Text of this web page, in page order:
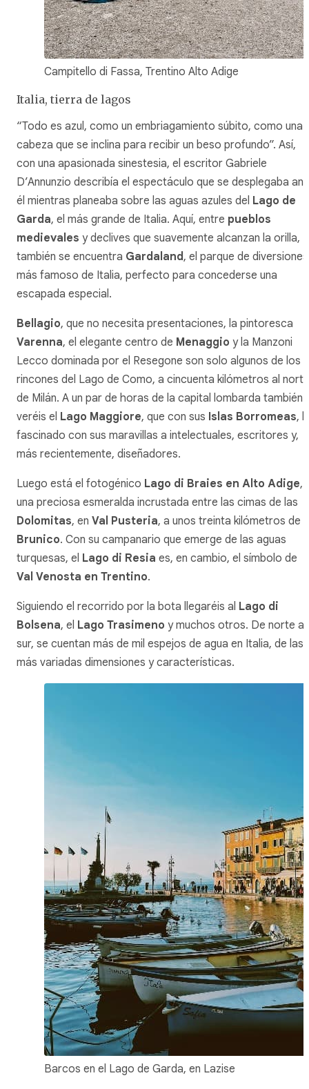
Campitello di Fassa, Trentino Alto Adige
Italia, tierra de lagos
“Todo es azul, como un embriagamiento súbito, como una
cabeza que se inclina para recibir un beso profundo”. Así,
con una apasionada sinestesia, el escritor Gabriele
D’Annunzio describía el espectáculo que se desplegaba
él mientras planeaba sobre las aguas azules del Lago de
Garda, el más grande de Italia. Aquí, entre pueblos
medievales y declives que suavemente alcanzan la orilla,
también se encuentra Gardaland , el parque de diversiones
más famoso de Italia, perfecto para concederse una
escapada especial.
Bellagio, que no necesita presentaciones, la pintoresca
Varenna, el elegante centro de Menaggio y la Manzoni
Lecco dominada por el Resegone son solo algunos de los
rincones del Lago de Como, a cincuenta kilómetros al norte
de Milán. A un par de horas de la capital lombarda también
veréis el Lago Maggiore, que con sus Islas Borromeas,
fascinado con sus maravillas a intelectuales, escritores y,
más recientemente, diseñadores.
Luego está el fotogénico Lago di Braies en Alto Adige,
una preciosa esmeralda incrustada entre las cimas de las
Dolomitas, en Val Pusteria, a unos treinta kilómetros de
Brunico. Con su campanario que emerge de las aguas
turquesas, el Lago di Resia es, en cambio, el símbolo de
Val Venosta en Trentino.
Siguiendo el recorrido por la bota llegaréis al Lago di
Bolsena, el Lago Trasimeno y muchos otros. De norte a
sur, se cuentan más de mil espejos de agua en Italia, de las
más variadas dimensiones y características.
Barcos en el Lago de Garda, en Lazise